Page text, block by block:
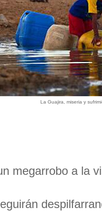
La Guajira, miseria y
megarrobo a la